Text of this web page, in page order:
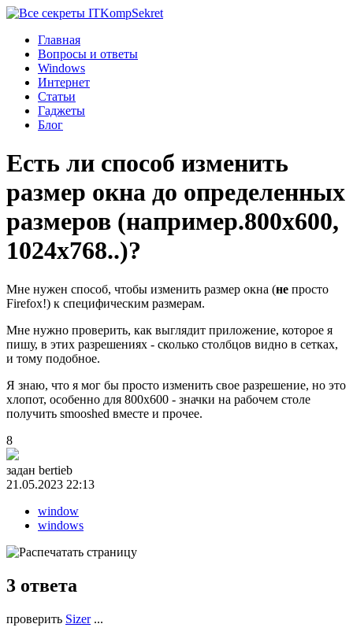
KompSekret
Главная
Вопросы и ответы
Windows
Интернет
Статьи
Гаджеты
Блог
Есть ли способ изменить
размер окна до определенных
размеров (например.800x600,
1024x768..)?
Мне нужен способ, чтобы изменить размер окна (не просто
Firefox!) к специфическим размерам.
Мне нужно проверить, как выглядит приложение, которое я
пишу, в этих разрешениях - сколько столбцов видно в сетках,
и тому подобное.
Я знаю, что я мог бы просто изменить свое разрешение, но это
хлопот, особенно для 800x600 - значки на рабочем столе
получить smooshed вместе и прочее.
8
задан bertieb
21.05.2023 22:13
window
windows
3 ответа
проверить Sizer...